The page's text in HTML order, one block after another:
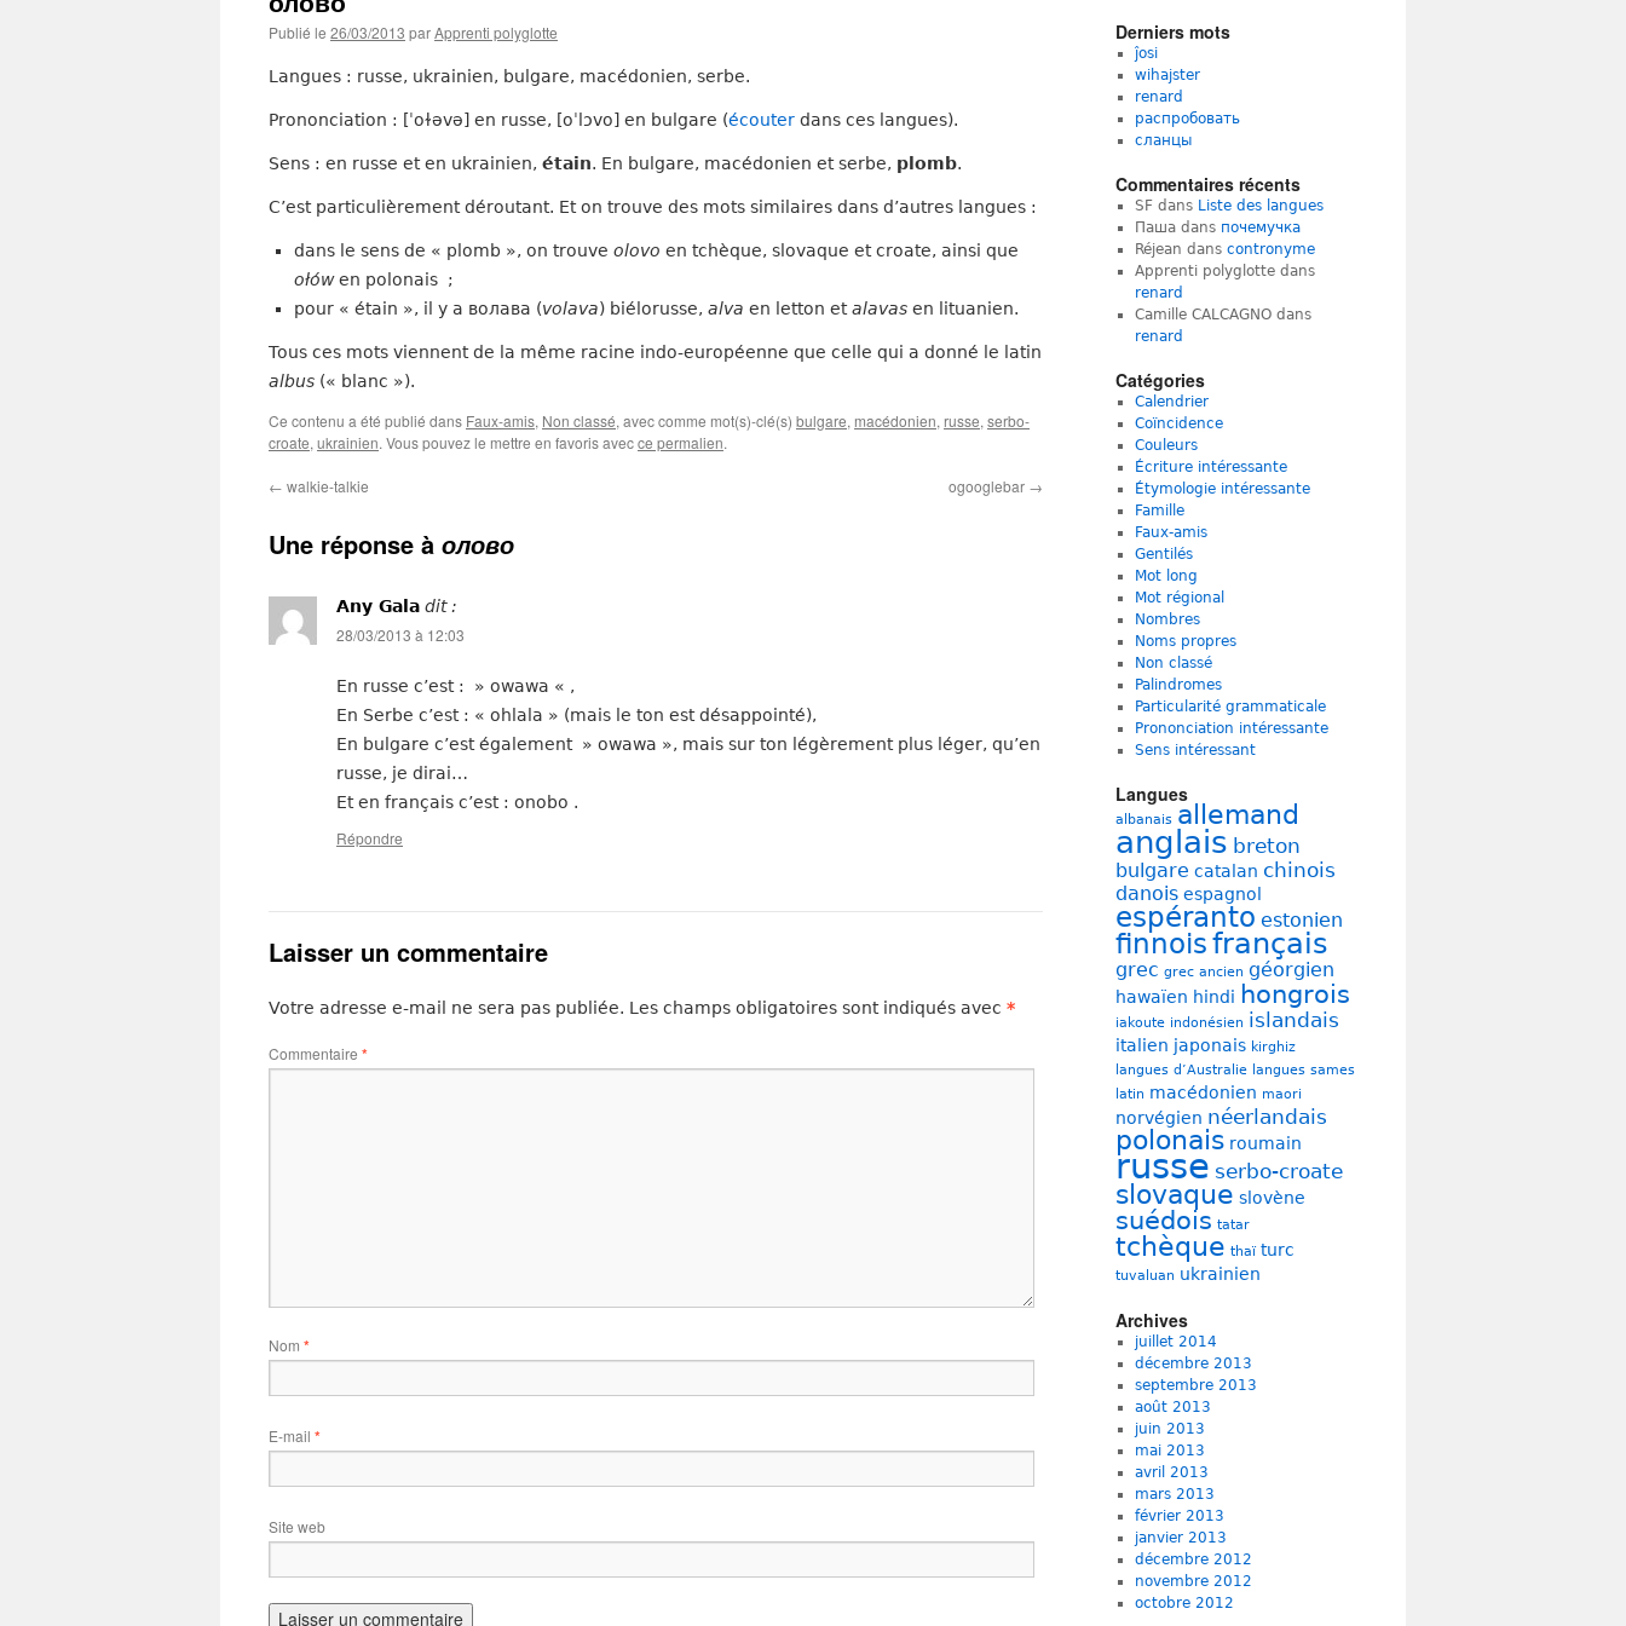
Publié le 26/03/2013 parApprenti polyglotte
Langues : russe, ukrainien, bulgare, macédonien, serbe.
Prononciation : [ˈoɫəvə] en russe, [oˈlɔvo] en bulgare (écouter dans ces langues).
Sens : en russe et en ukrainien, étain. En bulgare, macédonien et serbe, plomb.
C’est particulièrement déroutant. Et on trouve des mots similaires dans d’autres langues :
dans le sens de « plomb », on trouve olovo en tchèque, slovaque et croate, ainsi que
ołówen polonais ;
pour « étain », il y a волава (volava) biélorusse, alva en letton etalavas en lituanien.
Tous ces mots viennent de la même racine indo-européenne que celle qui a donné le latin
albus (« blanc »).
Ce contenu a été publié dans Faux-amis, Non classé, avec comme mot(s)-clé(s) bulgare, macédonien, russe, serbo-
croate, ukrainien. Vous pouvez le mettre en favoris avecce permalien.
← walkie-talkie ogooglebar →
Une réponse à олово
Any Gala dit :
28/03/2013 à 12:03
En russe c’est : » owawa « ,
En Serbe c’est : « ohlala » (mais le ton est désappointé),
En bulgare c’est également » owawa », mais sur ton légèrement plus léger, qu’en
russe, je dirai…
Et en français c’est : onobo .
Répondre
Laisser un commentaire
Votre adresse e-mail ne sera pas publiée. Les champs obligatoires sont indiqués avec *
Commentaire *
Nom *
E-mail *
Site web
Derniers mots
ĵosi
wihajster
renard
распробовать
сланцы
Commentaires récents
SFdans Liste des langues
Пашаdans почемучка
Réjean dans contronyme
Apprenti polyglottedans
renard
Camille CALCAGNOdans
renard
Catégories
Calendrier
Coïncidence
Couleurs
Écriture intéressante
Étymologie intéressante
Famille
Faux-amis
Gentilés
Mot long
Mot régional
Nombres
Noms propres
Non classé
Palindromes
Particularité grammaticale
Prononciation intéressante
Sens intéressant
Langues
albanais allemand
anglais breton
bulgare catalan chinois
danois espagnol
espéranto estonien
finnoisfrançais
grec grec ancien géorgien
hawaïen hindi hongrois
iakoute indonésien islandais
italien japonais kirghiz
langues d’Australie langues sames
latin macédonien maori
norvégien néerlandais
polonais roumain
russe serbo-croate
slovaque slovène
suédois tatar
tchèque thaï turc
tuvaluan ukrainien
Archives
juillet 2014
décembre 2013
septembre 2013
août 2013
juin 2013
mai 2013
avril 2013
mars 2013
février 2013
janvier 2013
décembre 2012
novembre 2012
octobre 2012